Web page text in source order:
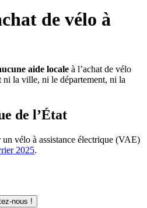
de vélo à
aide locale à l’achat de vélo
la ville, ni le département, ni la
de l’État
vélo à assistance électrique (VAE)
2025.
nous !